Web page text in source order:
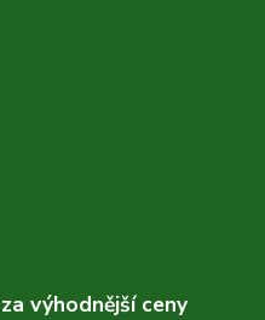
výhodnější ceny